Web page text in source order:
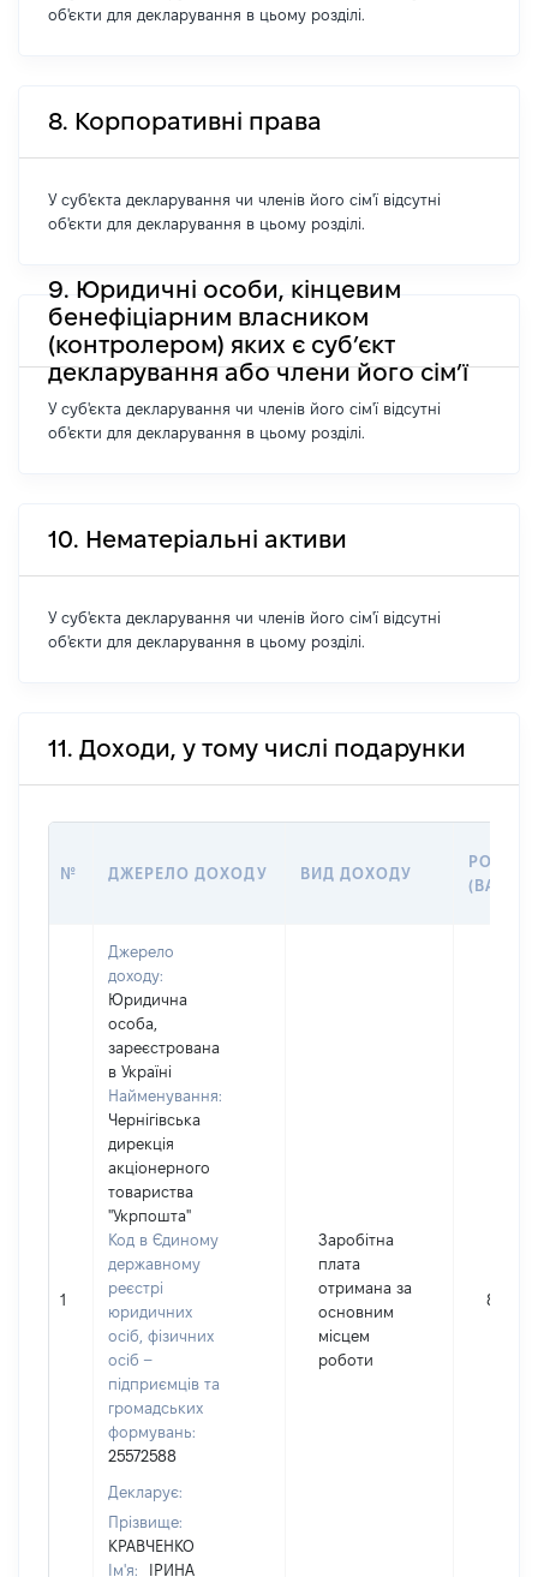
об'єкти для декларування в цьому розділі.
8. Корпоративні права
У суб'єкта декларування чи членів його сім'ї відсутні
об'єкти для декларування в цьому розділі.
9. Юридичні особи, кінцевим
бенефіціарним власником
(контролером) яких є суб’єкт
декларування або члени його сім’ї
У суб'єкта декларування чи членів його сім'ї відсутні
об'єкти для декларування в цьому розділі.
10. Нематеріальні активи
У суб'єкта декларування чи членів його сім'ї відсутні
об'єкти для декларування в цьому розділі.
11. Доходи, у тому числі подарунки
№ ДЖЕРЕЛО ДОХОДУ ВИД ДОХОДУ
РОЗМІР
1
Джерело
доходу:
Юридична
особа,
зареєстрована
в Україні
Найменування:
Чернігівська
дирекція
акціонерного
товариства
"Укрпошта"
Код в Єдиному
державному
реєстрі
юридичних
осіб, фізичних
осіб –
підприємців та
громадських
формувань:
25572588
Декларує:
Прізвище:
КРАВЧЕНКО
Ім'я:
ІРИНА
Заробітна
плата
отримана за
основним
місцем
роботи
8619